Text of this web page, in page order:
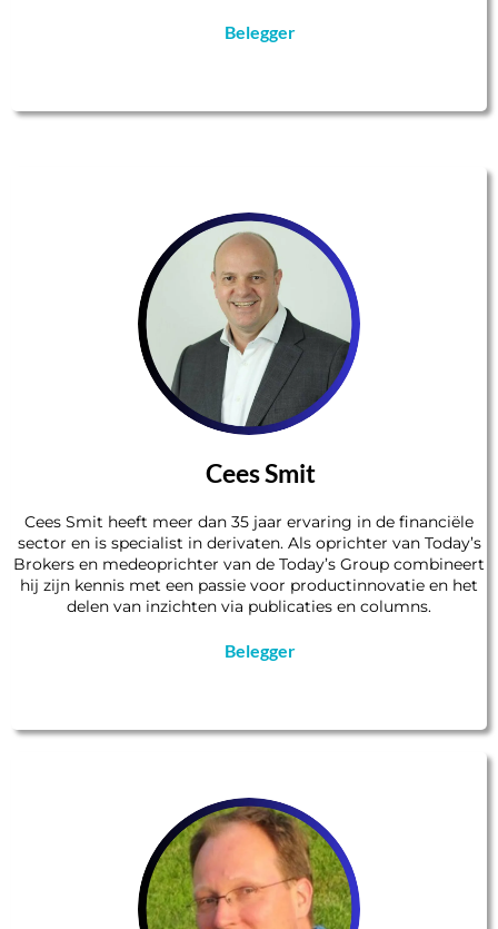
Belegger
Cees Smit
Cees Smit heeft meer dan 35 jaar ervaring in de financiële
sector en is specialist in derivaten. Als oprichter van Today’s
Brokers en medeoprichter van de Today’s Group combineert
hij zijn kennis met een passie voor productinnovatie en het
delen van inzichten via publicaties en columns.
Belegger